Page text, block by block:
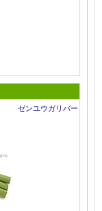
ゼンユウガリバー